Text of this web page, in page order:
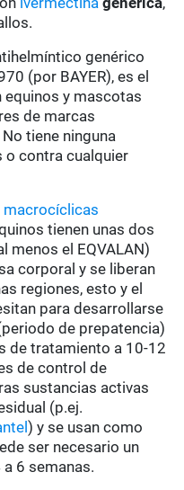
genérico
(por BAYER), es el
y mascotas
de marcas
tiene ninguna
o contra cualquier
macrocíclicas
tienen unas dos
menos el EQVALAN)
corporal y se liberan
regiones, esto y el
para desarrollarse
de prepatencia)
de tratamiento a 10-12
de control de
sustancias activas
(p.ej.
) y se usan como
ser necesario un
6 semanas.